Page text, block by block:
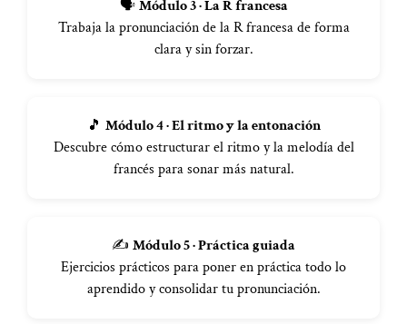
🗣️Módulo 3 · La R francesa
Trabaja la pronunciación de la R francesa de forma
clara y sin forzar.
🎵 Módulo 4 · El ritmo y la entonación
Descubre cómo estructurar el ritmo y la melodía del
francés para sonar más natural.
✍️ Módulo 5 · Práctica guiada
Ejercicios prácticos para poner en práctica todo lo
aprendido y consolidar tu pronunciación.